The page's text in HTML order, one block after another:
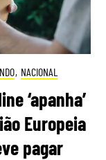
, NACIONAL
‘apanha’
Europeia
pagar